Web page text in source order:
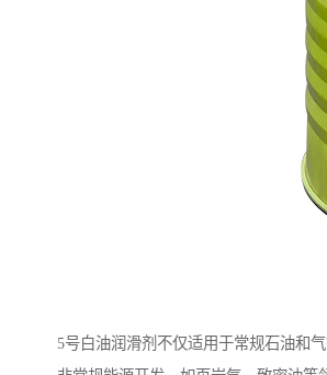
5号白油润滑剂不仅适用于常规石油和